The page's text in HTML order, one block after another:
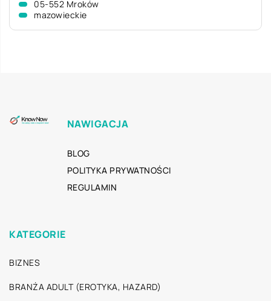
05-552 Mroków
mazowieckie
NAWIGACJA
BLOG
POLITYKA PRYWATNOŚCI
REGULAMIN
KATEGORIE
BIZNES
BRANŻA ADULT (EROTYKA, HAZARD)